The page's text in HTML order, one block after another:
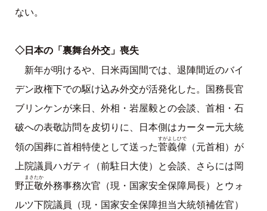
ない。
◇日本の「裏舞台外交」喪失
新年が明けるや、日米両国間では、退陣間近のバイ
デン政権下での駆け込み外交が活発化した。国務長官
ブリンケンが来日、外相・岩屋毅との会談、首相・石
破への表敬訪問を皮切りに、日本側はカーター元大統
領の国葬に首相特使として送った菅義偉
すがよしひで
（元首相）が
上院議員ハガティ（前駐日大使）と会談、さらには岡
野正敬
まさたか
外務事務次官（現・国家安全保障局長）とウォ
ルツ下院議員（現・国家安全保障担当大統領補佐官）